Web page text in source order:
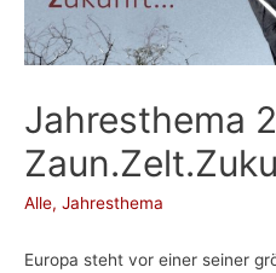
Jahresthema
Alle, Jahresthema
Europa steht vor einer seiner